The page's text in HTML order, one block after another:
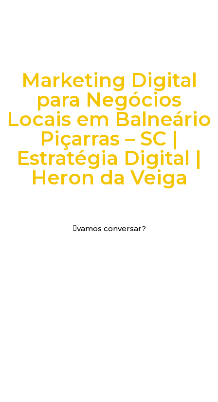
Marketing Digital
para Negócios
Locais em Balneário
Piçarras – SC |
Estratégia Digital |
Heron da Veiga
vamos conversar?